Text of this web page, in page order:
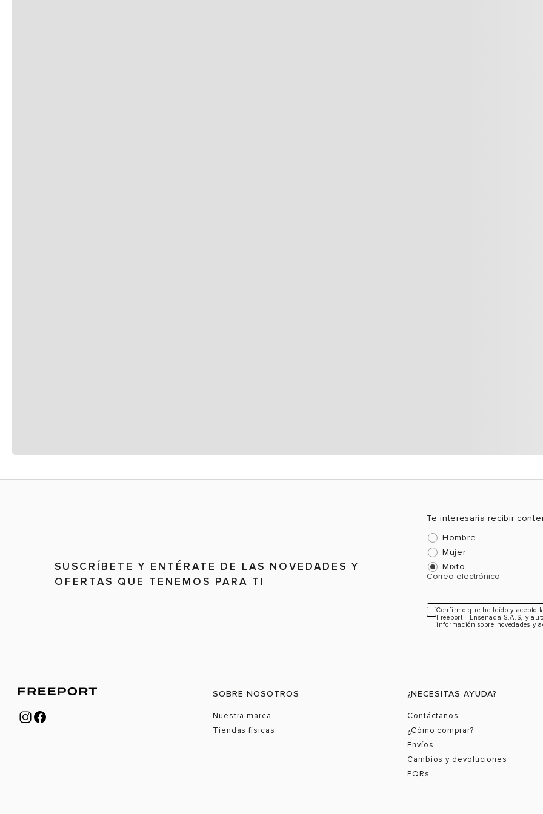
SUSCRÍBETE Y ENTÉRATE DE LAS NOVEDADES Y
OFERTAS QUE TENEMOS PARA TI
Te interesaría recibir
Hombre
Mujer
Mixto
Correo electrónico
Confirmo que he leído y acepto
Freeport - Ensenada S.A.S, y
información sobre novedades y
SOBRE NOSOTROS
Nuestra marca
Tiendas físicas
¿NECESITAS AYUDA?
Contáctanos
¿Cómo comprar?
Envíos
Cambios y devoluciones
PQRs